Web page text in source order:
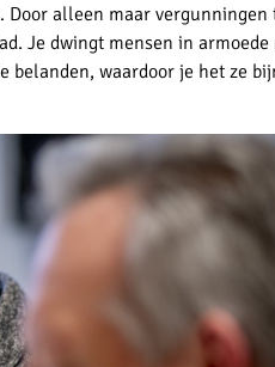
Door alleen maar vergunningen
Je dwingt mensen in
belanden, waardoor je het ze